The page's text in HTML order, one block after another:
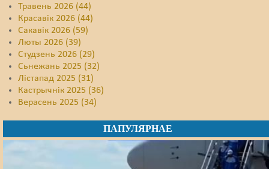
Травень 2026 (44)
Красавік 2026 (44)
Сакавік 2026 (59)
Люты 2026 (39)
Студзень 2026 (29)
Сьнежань 2025 (32)
Лістапад 2025 (31)
Кастрычнік 2025 (36)
Верасень 2025 (34)
ПАПУЛЯРНАЕ